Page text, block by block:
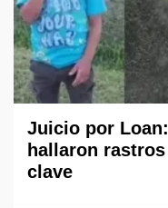
Juicio por
hallaron
clave